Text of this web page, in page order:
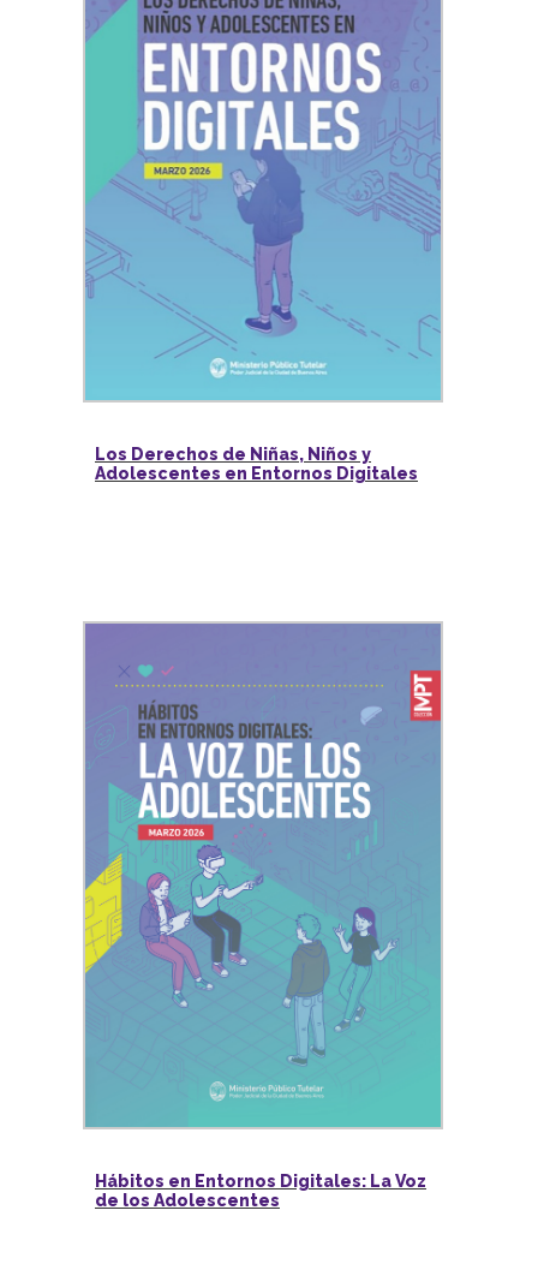
Los Derechos de Niñas, Niños y
Adolescentes en Entornos Digitales
Hábitos en Entornos Digitales: La Voz
de los Adolescentes